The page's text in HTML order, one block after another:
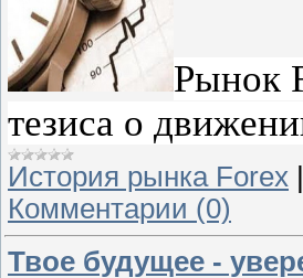
Рынок
тезиса о
История рынка Forex
Комментарии (0)
Твое будущее -